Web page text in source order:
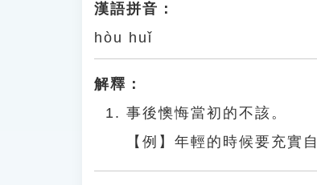
漢語拼音：
hòu huǐ
解釋：
事後懊悔當初的不該。
【例】年輕的時候要充實